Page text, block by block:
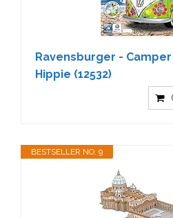
Ravensburger -
Hippie (12532)
BESTSELLER NO. 9